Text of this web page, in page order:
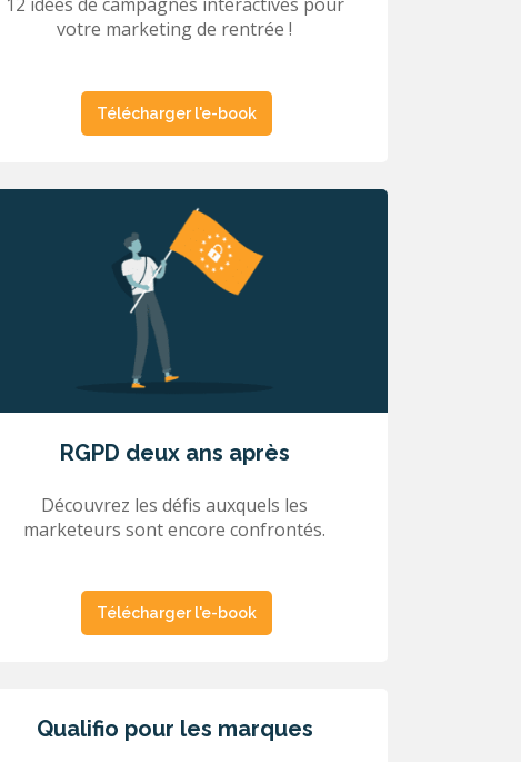
12 idées de campagnes interactives pour
votre marketing de rentrée !
Télécharger l'e-book
RGPD deux ans après
Découvrez les défis auxquels les
marketeurs sont encore confrontés.
Télécharger l'e-book
Qualifio pour les marques